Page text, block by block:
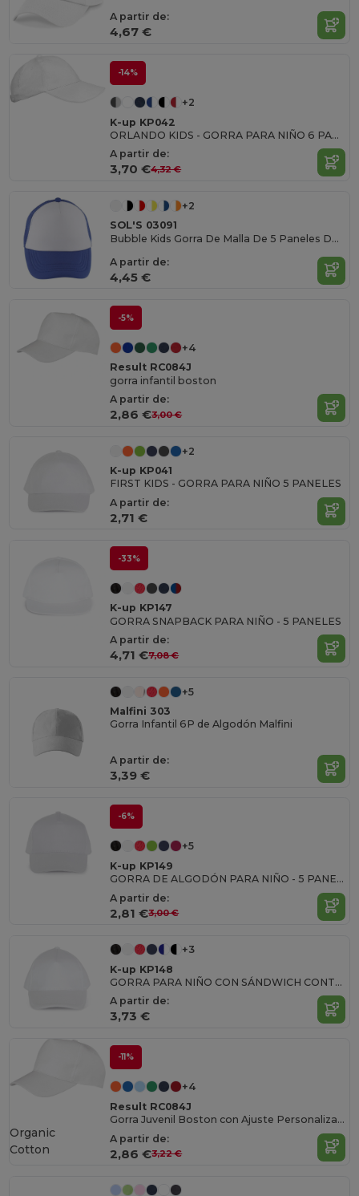
A partir de:
4,67 €
-14%
+2
K-up KP042
ORLANDO KIDS - GORRA PARA NIÑO 6 PANELES
A partir de:
3,70 €4,32 €
+2
SOL'S 03091
Bubble Kids Gorra De Malla De 5 Paneles De Niño
A partir de:
4,45 €
-5%
+4
Result RC084J
gorra infantil boston
A partir de:
2,86 €3,00 €
+2
K-up KP041
FIRST KIDS - GORRA PARA NIÑO 5 PANELES
A partir de:
2,71 €
-33%
K-up KP147
GORRA SNAPBACK PARA NIÑO - 5 PANELES
A partir de:
4,71 €7,08 €
+5
Malfini 303
Gorra Infantil 6P de Algodón Malfini
A partir de:
3,39 €
-6%
+5
K-up KP149
GORRA DE ALGODÓN PARA NIÑO - 5 PANELES
A partir de:
2,81 €3,00 €
+3
K-up KP148
GORRA PARA NIÑO CON SÁNDWICH CONTRASTADO - 5 PANELES
A partir de:
3,73 €
-11%
+4
Result RC084J
Gorra Juvenil Boston con Ajuste Personalizado
A partir de:
2,86 €3,22 €
Organic
Cotton